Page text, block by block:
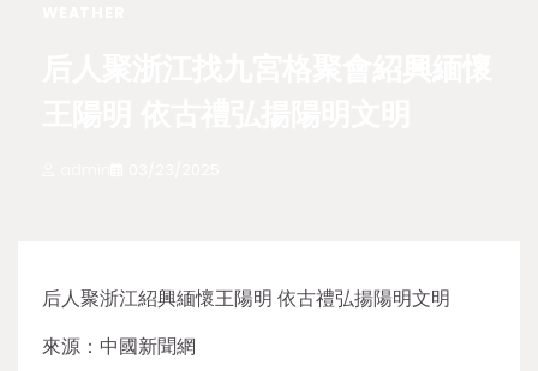
后人聚浙江紹興緬懷王陽明 依古禮弘揚陽明文明
來源：中國新聞網